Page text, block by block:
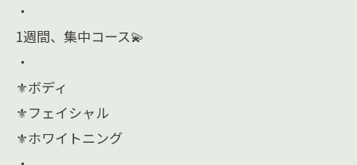
・
1週間、集中コース💫
・
⚜️ボディ
⚜️フェイシャル
⚜️ホワイトニング